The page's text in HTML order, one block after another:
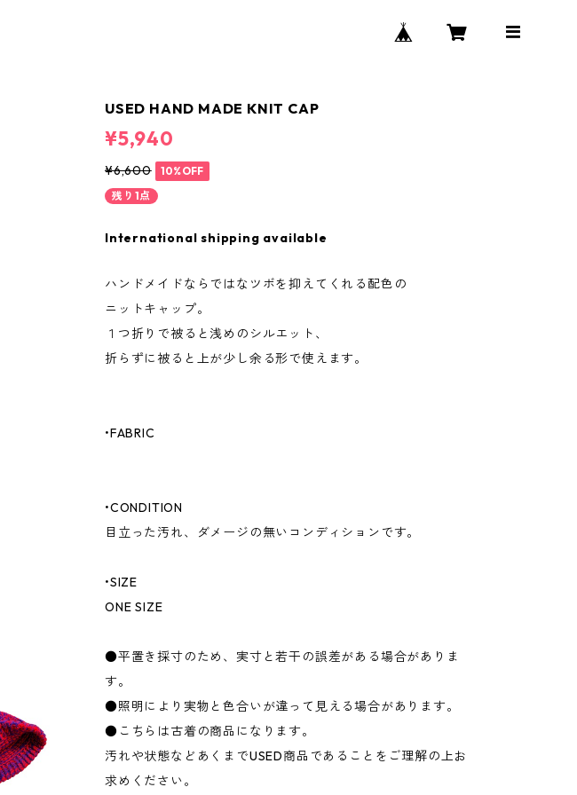
USED HAND MADE KNIT CAP
¥5,940
¥6,600
10%OFF
残り1点
International shipping available
ハンドメイドならではなツボを抑えてくれる配色の
ニットキャップ。
１つ折りで被ると浅めのシルエット、
折らずに被ると上が少し余る形で使えます。
•FABRIC
•CONDITION
目立った汚れ、ダメージの無いコンディションです。
•SIZE
ONE SIZE
●平置き採寸のため、実寸と若干の誤差がある場合がありま
す。
●照明により実物と色合いが違って見える場合があります。
●こちらは古着の商品になります。
汚れや状態などあくまでUSED商品であることをご理解の上お
求めください。